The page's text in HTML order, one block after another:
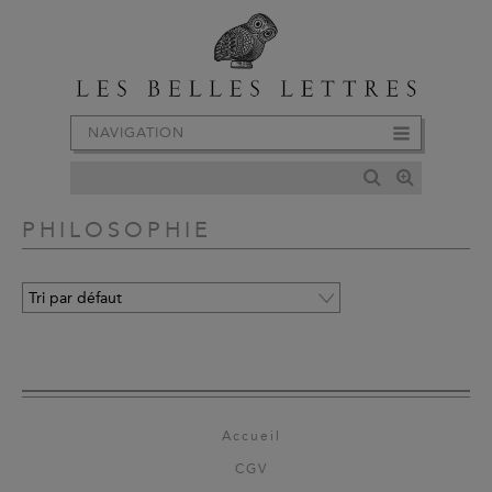
NAVIGATION
PHILOSOPHIE
Accueil
CGV